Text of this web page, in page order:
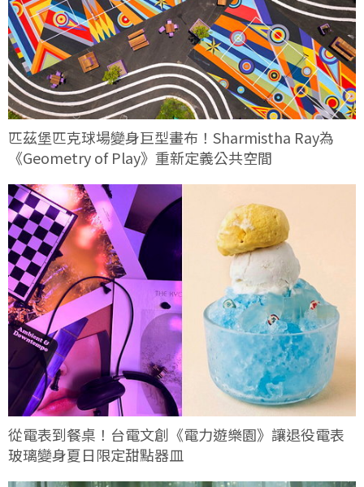
匹茲堡匹克球場變身巨型畫布！Sharmistha Ray為
《Geometry of Play》重新定義公共空間
從電表到餐桌！台電文創《電力遊樂園》讓退役電表
玻璃變身夏日限定甜點器皿